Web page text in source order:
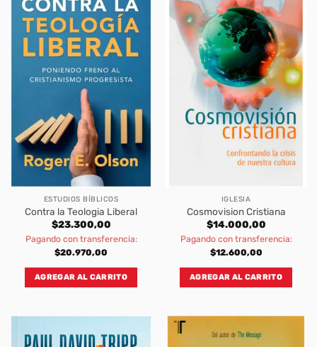
ESTUDIOS BÍBLICOS
Contra la Teologia Liberal
$23.300,00
Pagando con transferencia:
$20.970,00
AGREGAR AL CARRITO
IGLESIA
Cosmovision Cristiana
$14.000,00
Pagando con transferencia:
$12.600,00
AGREGAR AL CARRITO